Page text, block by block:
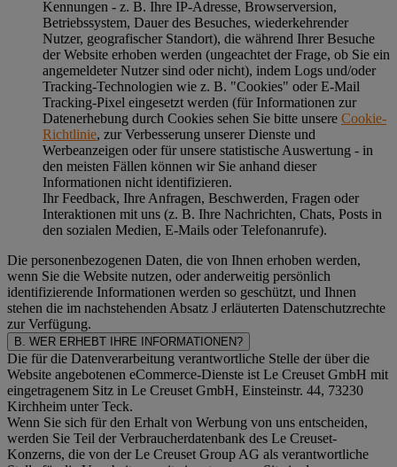
Kennungen - z. B. Ihre IP-Adresse, Browserversion,
Betriebssystem, Dauer des Besuches, wiederkehrender
Nutzer, geografischer Standort), die während Ihrer Besuche
der Website erhoben werden (ungeachtet der Frage, ob Sie ein
angemeldeter Nutzer sind oder nicht), indem Logs und/oder
Tracking-Technologien wie z. B. "Cookies" oder E-Mail
Tracking-Pixel eingesetzt werden (für Informationen zur
Datenerhebung durch Cookies sehen Sie bitte unsere Cookie-
Richtlinie, zur Verbesserung unserer Dienste und
Werbeanzeigen oder für unsere statistische Auswertung - in
den meisten Fällen können wir Sie anhand dieser
Informationen nicht identifizieren.
Ihr Feedback, Ihre Anfragen, Beschwerden, Fragen oder
Interaktionen mit uns (z. B. Ihre Nachrichten, Chats, Posts in
den sozialen Medien, E-Mails oder Telefonanrufe).
Die personenbezogenen Daten, die von Ihnen erhoben werden,
wenn Sie die Website nutzen, oder anderweitig persönlich
identifizierende Informationen werden so geschützt, und Ihnen
stehen die im nachstehenden Absatz J erläuterten Datenschutzrechte
zur Verfügung.
B. WER ERHEBT IHRE INFORMATIONEN?
Die für die Datenverarbeitung verantwortliche Stelle der über die
Website angebotenen eCommerce-Dienste ist Le Creuset GmbH mit
eingetragenem Sitz in Le Creuset GmbH, Einsteinstr. 44, 73230
Kirchheim unter Teck.
Wenn Sie sich für den Erhalt von Werbung von uns entscheiden,
werden Sie Teil der Verbraucherdatenbank des Le Creuset-
Konzerns, die von der Le Creuset Group AG als verantwortliche